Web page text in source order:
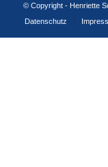
© Copyright - Henriette
Datenschutz